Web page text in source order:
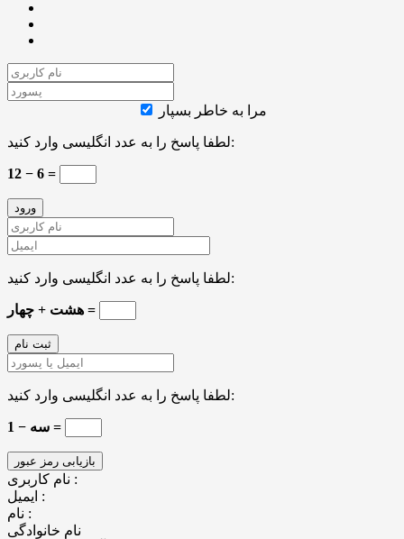
مرا به خاطر بسپار
لطفا پاسخ را به عدد انگلیسی وارد کنید:
12 − 6 =
لطفا پاسخ را به عدد انگلیسی وارد کنید:
هشت + چهار =
لطفا پاسخ را به عدد انگلیسی وارد کنید:
سه − 1 =
نام کاربری :
ایمیل :
نام :
نام خانوادگی